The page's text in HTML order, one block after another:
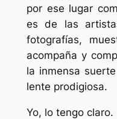
por ese lugar
es de las
fotografías,
acompaña y
la inmensa
lente prodigiosa.
Yo, lo tengo claro.